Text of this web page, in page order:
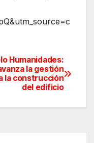
Humanidades:
la gestión
la construcción
del edificio